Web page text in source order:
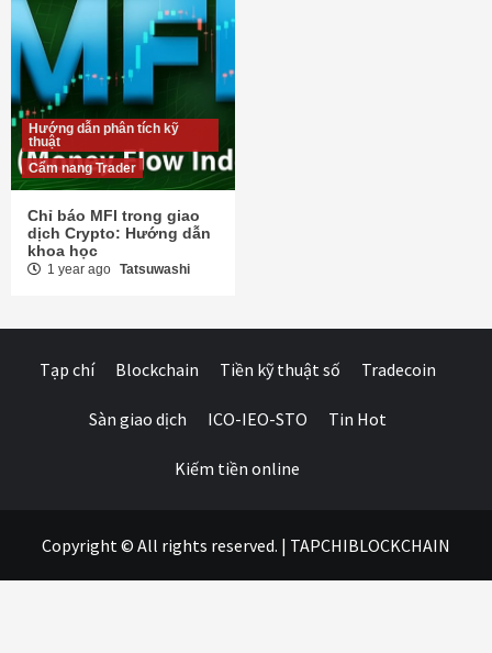
Hướng dẫn phân tích kỹ
thuật
Cẩm nang Trader
Chỉ báo MFI trong giao
dịch Crypto: Hướng dẫn
khoa học
1 year ago Tatsuwashi
Tạp chí Blockchain Tiền kỹ thuật số Tradecoin
Sàn giao dịch ICO-IEO-STO Tin Hot
Kiếm tiền online
Copyright © All rights reserved. | TAPCHIBLOCKCHAIN